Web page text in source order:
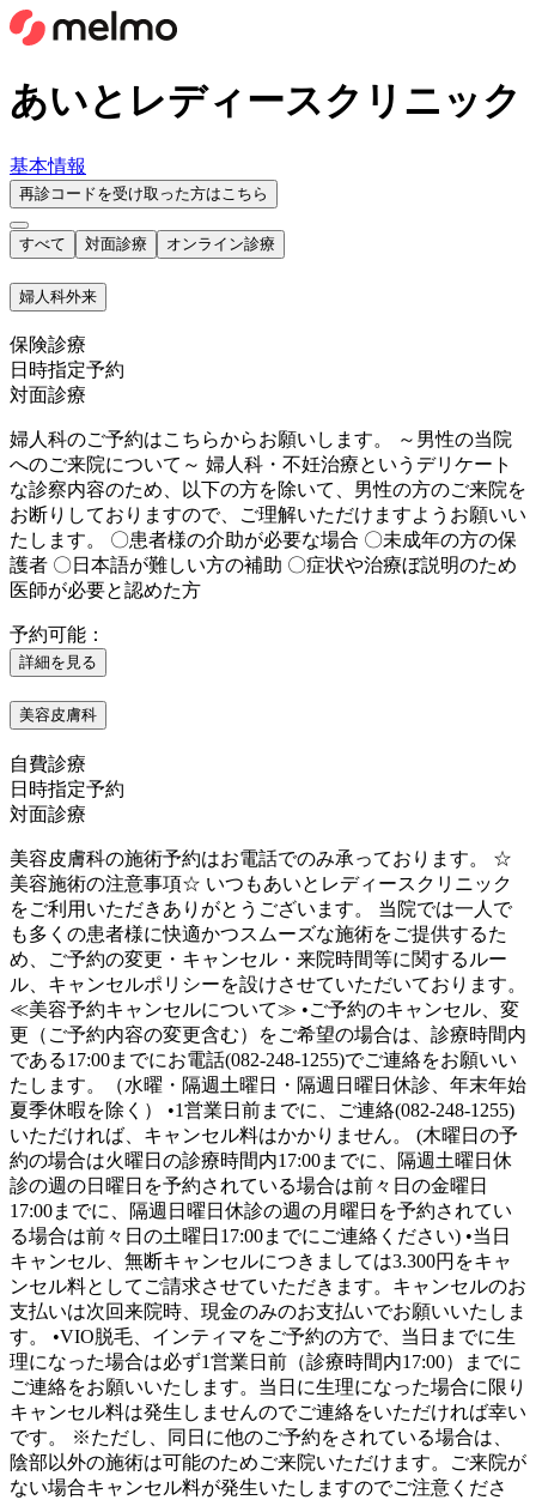
あいとレディースクリニック
基本情報
再診コードを受け取った方はこちら
すべて 対面診療 オンライン診療
婦人科外来
保険診療
日時指定予約
対面診療
婦人科のご予約はこちらからお願いします。 ～男性の当院
へのご来院について～ 婦人科・不妊治療というデリケート
な診察内容のため、以下の方を除いて、男性の方のご来院を
お断りしておりますので、ご理解いただけますようお願いい
たします。 〇患者様の介助が必要な場合 〇未成年の方の保
護者 〇日本語が難しい方の補助 〇症状や治療ぼ説明のため
医師が必要と認めた方
予約可能：
詳細を見る
美容皮膚科
自費診療
日時指定予約
対面診療
美容皮膚科の施術予約はお電話でのみ承っております。 ☆
美容施術の注意事項☆ いつもあいとレディースクリニック
をご利用いただきありがとうございます。 当院では一人で
も多くの患者様に快適かつスムーズな施術をご提供するた
め、ご予約の変更・キャンセル・来院時間等に関するルー
ル、キャンセルポリシーを設けさせていただいております。
≪美容予約キャンセルについて≫ •ご予約のキャンセル、変
更（ご予約内容の変更含む）をご希望の場合は、診療時間内
である17:00までにお電話(082-248-1255)でご連絡をお願いい
たします。（水曜・隔週土曜日・隔週日曜日休診、年末年始
夏季休暇を除く） •1営業日前までに、ご連絡(082-248-1255)
いただければ、キャンセル料はかかりません。 (木曜日の予
約の場合は火曜日の診療時間内17:00までに、隔週土曜日休
診の週の日曜日を予約されている場合は前々日の金曜日
17:00までに、隔週日曜日休診の週の月曜日を予約されてい
る場合は前々日の土曜日17:00までにご連絡ください) •当日
キャンセル、無断キャンセルにつきましては3.300円をキャ
ンセル料としてご請求させていただきます。キャンセルのお
支払いは次回来院時、現金のみのお支払いでお願いいたしま
す。 •VIO脱毛、インティマをご予約の方で、当日までに生
理になった場合は必ず1営業日前（診療時間内17:00）までに
ご連絡をお願いいたします。当日に生理になった場合に限り
キャンセル料は発生しませんのでご連絡をいただければ幸い
です。 ※ただし、同日に他のご予約をされている場合は、
陰部以外の施術は可能のためご来院いただけます。ご来院が
ない場合キャンセル料が発生いたしますのでご注意くださ